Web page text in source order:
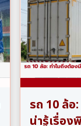
รถ 10 ล้อ
น่ารู้เรื่อ